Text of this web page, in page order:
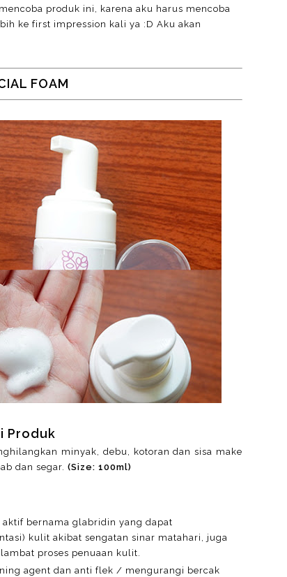
produk ini, karena aku harus mencoba
ke first impression kali ya :D Aku akan
FOAM
Produk
minyak, debu, kotoran dan sisa make
dan segar. (Size: 100ml)
bernama glabridin yang dapat
kulit akibat sengatan sinar matahari, juga
proses penuaan kulit.
agent dan anti flek / mengurangi bercak